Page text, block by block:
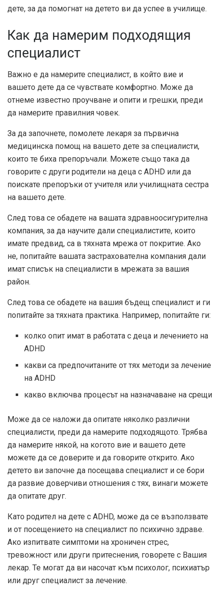
дете, за да помогнат на детето ви да успее в училище.
Как да намерим подходящия
специалист
Важно е да намерите специалист, в който вие и
вашето дете да се чувствате комфортно. Може да
отнеме известно проучване и опити и грешки, преди
да намерите правилния човек.
За да започнете, помолете лекаря за първична
медицинска помощ на вашето дете за специалисти,
които те биха препоръчали. Можете също така да
говорите с други родители на деца с ADHD или да
поискате препоръки от учителя или училищната сестра
на вашето дете.
След това се обадете на вашата здравноосигурителна
компания, за да научите дали специалистите, които
имате предвид, са в тяхната мрежа от покритие. Ако
не, попитайте вашата застрахователна компания дали
имат списък на специалисти в мрежата за вашия
район.
След това се обадете на вашия бъдещ специалист и ги
попитайте за тяхната практика. Например, попитайте ги:
колко опит имат в работата с деца и лечението на
ADHD
какви са предпочитаните от тях методи за лечение
на ADHD
какво включва процесът на назначаване на срещи
Може да се наложи да опитате няколко различни
специалисти, преди да намерите подходящото. Трябва
да намерите някой, на когото вие и вашето дете
можете да се доверите и да говорите открито. Ако
детето ви започне да посещава специалист и се бори
да развие доверчиви отношения с тях, винаги можете
да опитате друг.
Като родител на дете с ADHD, може да се възползвате
и от посещението на специалист по психично здраве.
Ако изпитвате симптоми на хроничен стрес,
тревожност или други притеснения, говорете с Вашия
лекар. Те могат да ви насочат към психолог, психиатър
или друг специалист за лечение.